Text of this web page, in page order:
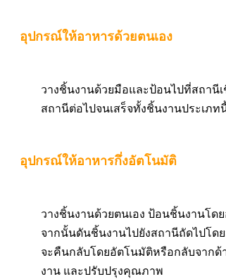
อุปกรณ์ให้อาหารด้วยตนเอง
วางชิ้นงานด้วยมือและป้อนไปที่สถานี
สถานีต่อไปจนเสร็จทั้งชิ้นงานประเภ
อุปกรณ์ให้อาหารกึ่งอัตโนมัติ
วางชิ้นงานด้วยตนเอง ป้อนชิ้นงานโด
จากนั้นดันชิ้นงานไปยังสถานีถัดไปโด
จะคืนกลับโดยอัตโนมัติหรือกลับจากด้
งาน และปรับปรุงคุณภาพ